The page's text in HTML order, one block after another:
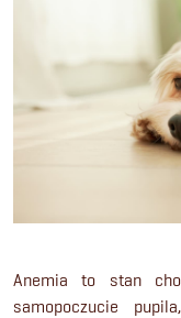
Anemia to stan
samopoczucie